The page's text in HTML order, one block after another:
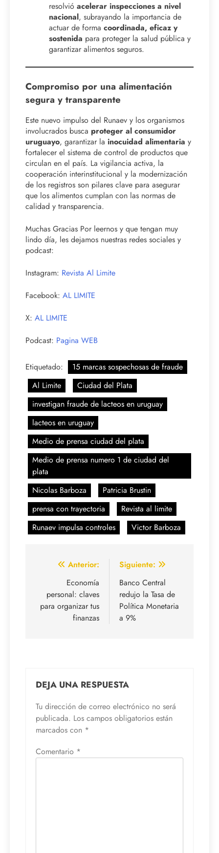
resolvió acelerar inspecciones a nivel
nacional, subrayando la importancia de
actuar de forma coordinada, eficaz y
sostenida para proteger la salud pública y
garantizar alimentos seguros.
Compromiso por una alimentación
segura y transparente
Este nuevo impulso del Runaev y los organismos
involucrados busca proteger al consumidor
uruguayo, garantizar la inocuidad alimentaria y
fortalecer el sistema de control de productos que
circulan en el país. La vigilancia activa, la
cooperación interinstitucional y la modernización
de los registros son pilares clave para asegurar
que los alimentos cumplan con las normas de
calidad y transparencia.
Muchas Gracias Por leernos y que tengan muy
lindo día, les dejamos nuestras redes sociales y
podcast:
Instagram: Revista Al Limite
Facebook: AL LIMITE
X: AL LIMITE
Podcast: Pagina WEB
Etiquetado:
15 marcas sospechosas de fraude
Al Limite
Ciudad del Plata
investigan fraude de lacteos en uruguay
lacteos en uruguay
Medio de prensa ciudad del plata
Medio de prensa numero 1 de ciudad del
plata
Nicolas Barboza
Patricia Brustin
prensa con trayectoria
Revista al limite
Runaev impulsa controles
Victor Barboza
Navegación
entradas
Anterior:
Economía
personal: claves
para organizar tus
finanzas
Siguiente:
Banco Central
redujo la Tasa de
Política Monetaria
a 9%
DEJA UNA RESPUESTA
Tu dirección de correo electrónico no será
publicada. Los campos obligatorios están
marcados con *
Comentario *